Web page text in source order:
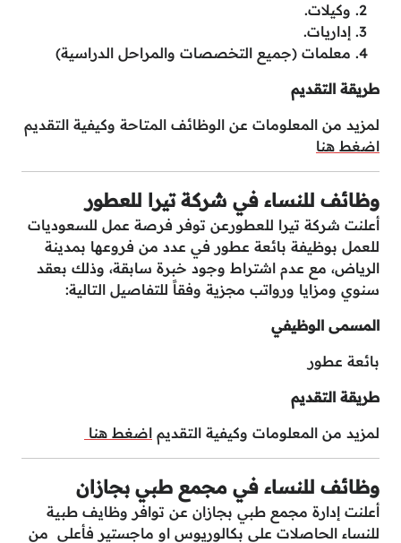
وكيلات.
إداريات.
معلمات (جميع التخصصات والمراحل الدراسية)
طريقة التقديم
لمزيد من المعلومات عن الوظائف المتاحة وكيفية التقديم
اضغط هنا
وظائف للنساء في شركة تيرا للعطور
أعلنت شركة تيرا للعطورعن توفر فرصة عمل للسعوديات
للعمل بوظيفة بائعة عطور في عدد من فروعها بمدينة
الرياض، مع عدم اشتراط وجود خبرة سابقة، وذلك بعقد
سنوي ومزايا ورواتب مجزية وفقاً للتفاصيل التالية:
المسمى الوظيفي
بائعة عطور
طريقة التقديم
لمزيد من المعلومات وكيفية التقديم اضغط هنا
وظائف للنساء في مجمع طبي بجازان
أعلنت إدارة مجمع طبي بجازان عن توافر وظايف طبية
للنساء الحاصلات علي بكالوريوس او ماجستير فأعلى من